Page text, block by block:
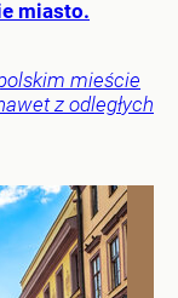
miasto.
mieście
z odległych